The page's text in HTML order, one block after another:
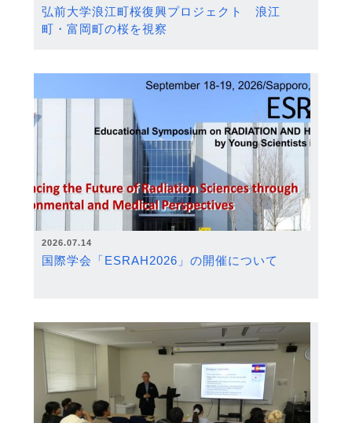
弘前大学浪江町桜復興プロジェクト 浪江
町・富岡町の桜を視察
2026.07.14
国際学会「ESRAH2026」の開催について